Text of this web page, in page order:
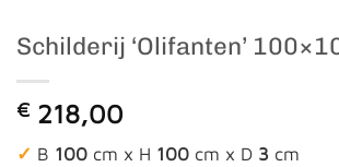
Schilderij ‘Olifanten’
€ 218,00
✓ B 100 cm x H 100 cm x D 3 cm